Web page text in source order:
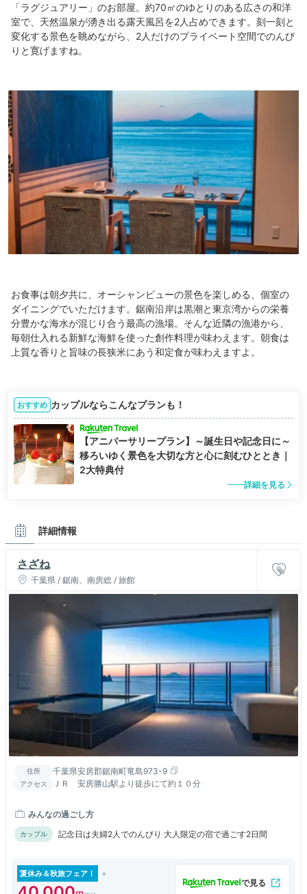
「ラグジュアリー」のお部屋。約70㎡のゆとりのある広さの和洋
室で、天然温泉が湧き出る露天風呂を2人占めできます。刻一刻と
変化する景色を眺めながら、2人だけのプライベート空間でのんび
りと寛げますね。
お食事は朝夕共に、オーシャンビューの景色を楽しめる、個室の
ダイニングでいただけます。鋸南沿岸は黒潮と東京湾からの栄養
分豊かな海水が混じり合う最高の漁場。そんな近隣の漁港から、
毎朝仕入れる新鮮な海鮮を使った創作料理が味わえます。朝食は
上質な香りと旨味の長狭米にあう和定食が味わえますよ。
おすすめ カップルならこんなプランも！
【アニバーサリープラン】～誕生日や記念日に～
移ろいゆく景色を大切な方と心に刻むひととき｜
2大特典付
詳細を見る
詳細情報
さざね
千葉県 / 鋸南、南房総 / 旅館
住所 千葉県安房郡鋸南町竜島973-9
アクセス ＪＲ 安房勝山駅より徒歩にて約１０分
みんなの過ごし方
カップル 記念日は夫婦2人でのんびり 大人限定の宿で過ごす2日間
夏休み＆秋旅フェア！